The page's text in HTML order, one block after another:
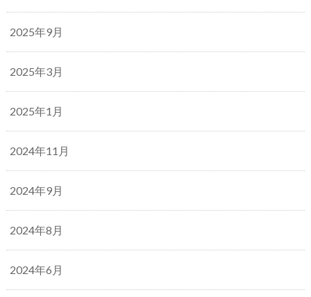
2025年9月
2025年3月
2025年1月
2024年11月
2024年9月
2024年8月
2024年6月